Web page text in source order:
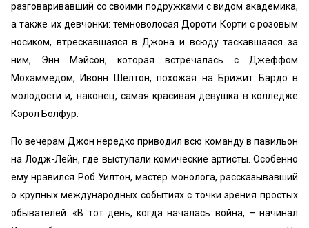
разговаривавший со своими подружками с видом академика,
а также их девчонки: темноволосая Дороти Корти с розовым
носиком, втрескавшаяся в Джона и всюду таскавшаяся за
ним, Энн Мэйсон, которая встречалась с Джеффом
Мохаммедом, Ивонн Шелтон, похожая на Брижит Бардо в
молодости и, наконец, самая красивая девушка в колледже
Кэрол Болфур.
По вечерам Джон нередко приводил всю команду в павильон
на Лодж-Лейн, где выступали комические артисты. Особенно
ему нравился Роб Уилтон, мастер монолога, рассказывавший
о крупных международных событиях с точки зрения простых
обывателей. «В тот день, когда началась война, – начинал